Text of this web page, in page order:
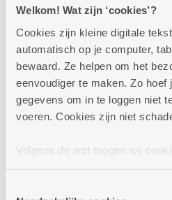
Welkom! Wat zijn ‘cookies’?
Cookies zijn kleine digitale
automatisch op je computer,
bewaard. Ze helpen om het
eenvoudiger te maken. Zo hoef
gegevens om in te loggen niet
voeren. Cookies zijn niet
Volgens de wet mogen wij
Een premie
financiële
Interesse of vragen? We